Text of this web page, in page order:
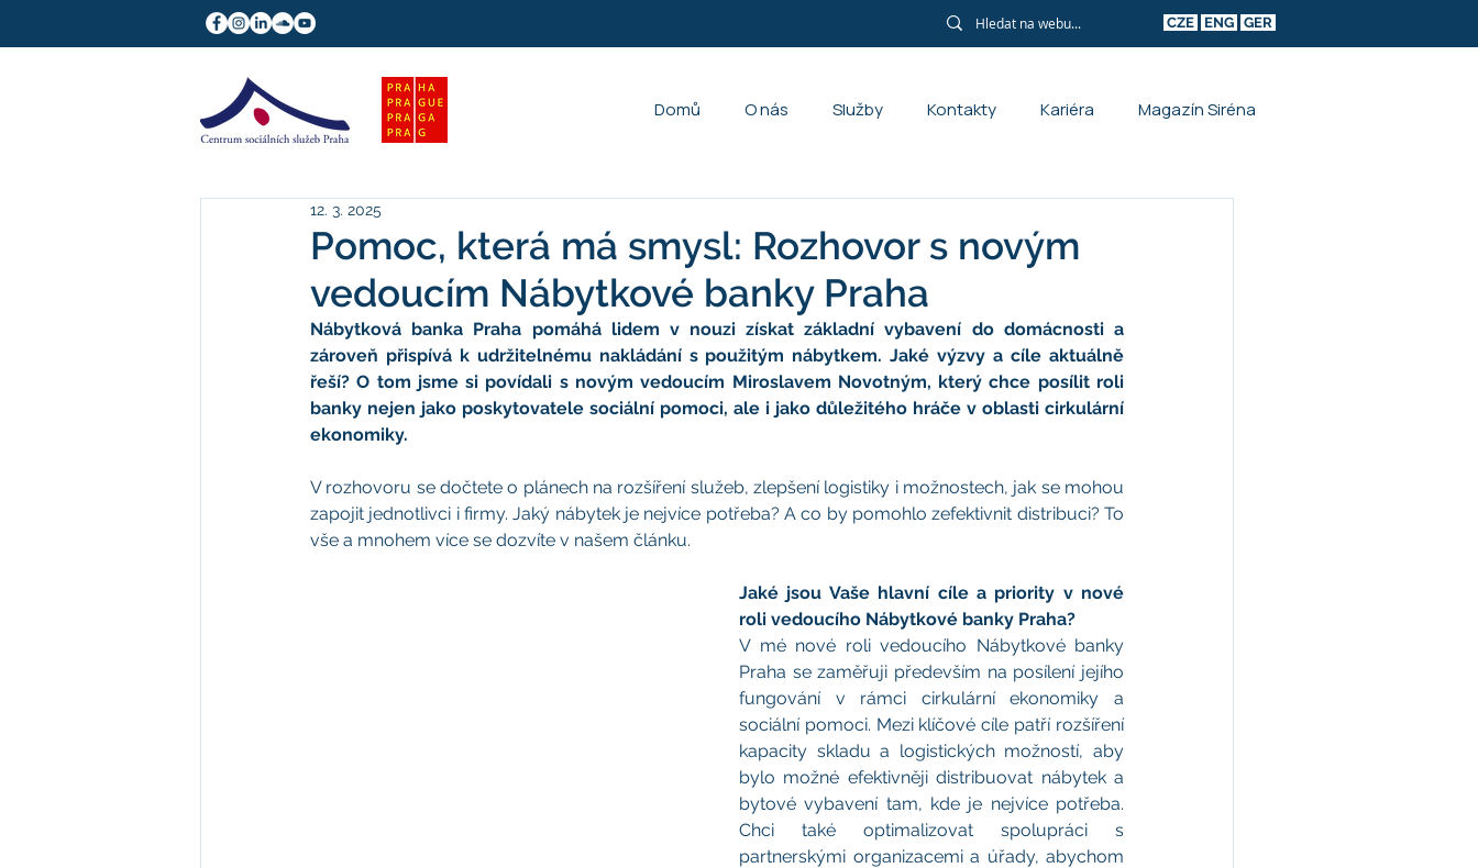
CZE ENG GER
Domů O nás Služby Kontakty Kariéra Magazín Siréna
Pomoc, která má smysl: Rozhovor s novým
vedoucím Nábytkové banky Praha
12. 3. 2025
Nábytková banka Praha pomáhá lidem v nouzi získat základní vybavení do domácnosti a
zároveň přispívá k udržitelnému nakládání s použitým nábytkem. Jaké výzvy a cíle aktuálně
řeší? O tom jsme si povídali s novým vedoucím Miroslavem Novotným, který chce posílit roli
banky nejen jako poskytovatele sociální pomoci, ale i jako důležitého hráče v oblasti cirkulární
ekonomiky.
V rozhovoru se dočtete o plánech na rozšíření služeb, zlepšení logistiky i možnostech, jak se mohou
zapojit jednotlivci i firmy. Jaký nábytek je nejvíce potřeba? A co by pomohlo zefektivnit distribuci? To
vše a mnohem více se dozvíte v našem článku.
Jaké jsou Vaše hlavní cíle a priority v nové
roli vedoucího Nábytkové banky Praha?
V mé nové roli vedoucího Nábytkové banky
Praha se zaměřuji především na posílení jejího
fungování v rámci cirkulární ekonomiky a
sociální pomoci. Mezi klíčové cíle patří rozšíření
kapacity skladu a logistických možností, aby
bylo možné efektivněji distribuovat nábytek a
bytové vybavení tam, kde je nejvíce potřeba.
Chci také optimalizovat spolupráci s
partnerskými organizacemi a úřady, abychom